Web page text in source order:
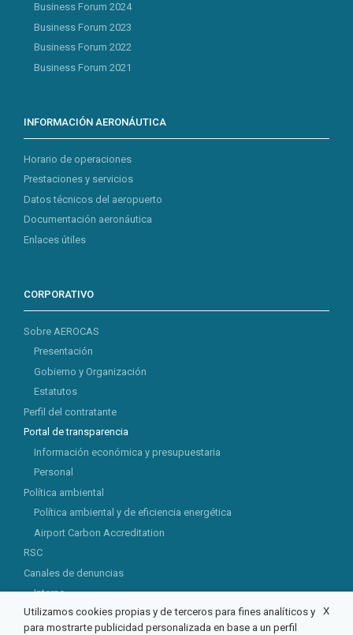
Business Forum 2024
Business Forum 2023
Business Forum 2022
Business Forum 2021
INFORMACIÓN AERONÁUTICA
Horario de operaciones
Prestaciones y servicios
Datos técnicos del aeropuerto
Documentación aeronáutica
Enlaces útiles
CORPORATIVO
Sobre AEROCAS
Presentación
Gobierno y Organización
Estatutos
Perfil del contratante
Portal de transparencia
Información económica y presupuestaria
Personal
Política ambiental
Política ambiental y de eficiencia energética
Airport Carbon Accreditation
RSC
Canales de denuncias
Interno
Externo
X
Utilizamos cookies propias y de terceros para fines analíticos y
para mostrarte publicidad personalizada en base a un perfil